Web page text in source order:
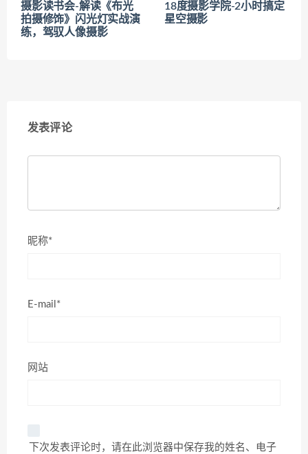
摄影读书会-解读《布光
拍摄修饰》闪光灯实战演
练，驾驭人像摄影
18度摄影学院-2小时搞定
星空摄影
发表评论
昵称*
E-mail*
网站
下次发表评论时，请在此浏览器中保存我的姓名、电子